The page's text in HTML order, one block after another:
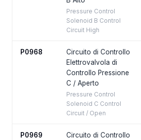
Pressure Control
Solenoid B Control
Circuit High
P0968
Circuito di Controllo
Elettrovalvola di
Controllo Pressione
C / Aperto
Pressure Control
Solenoid C Control
Circuit / Open
P0969 Circuito di Controllo